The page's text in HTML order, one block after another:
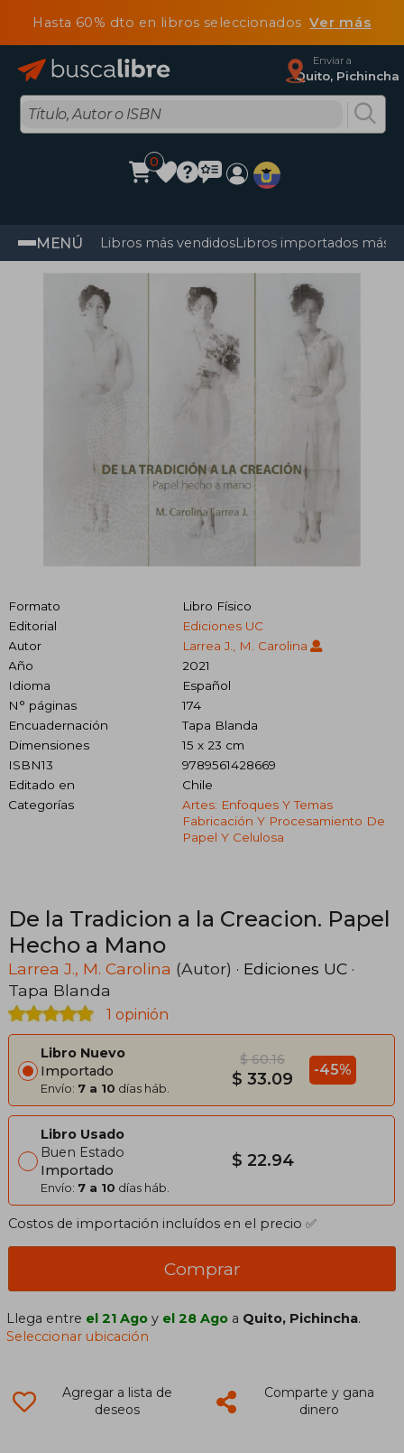
Hasta 60% dto en libros seleccionadosVer más
Enviar a
Quito, Pichincha
0
MENÚ Libros más vendidosLibros importados más
Formato
Libro Físico
Editorial
Ediciones UC
Autor
Larrea J., M. Carolina
Año
2021
Idioma
Español
N° páginas
174
Encuadernación
Tapa Blanda
Dimensiones
15 x 23 cm
ISBN13
9789561428669
Editado en
Chile
Categorías
Artes: Enfoques Y Temas
Fabricación Y Procesamiento De
Papel Y Celulosa
De la Tradicion a la Creacion. Papel
Hecho a Mano
Larrea J., M. Carolina (Autor) · Ediciones UC ·
Tapa Blanda
1 opinión
Libro Nuevo
Importado
Envío: 7 a 10 días háb.
$ 60.16
$ 33.09 -45%
Libro Usado
Buen Estado
Importado
Envío: 7 a 10 días háb.
$ 22.94
Costos de importación incluídos en el precio ✅
Comprar
Llega entre el 21 Ago y el 28 Ago a Quito, Pichincha.
Seleccionar ubicación
Agregar a lista de
deseos
Comparte y gana
dinero